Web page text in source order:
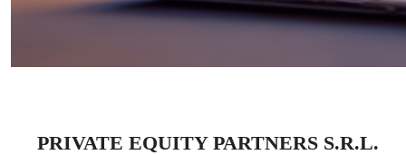
PRIVATE EQUITY PARTNERS S.R.L.